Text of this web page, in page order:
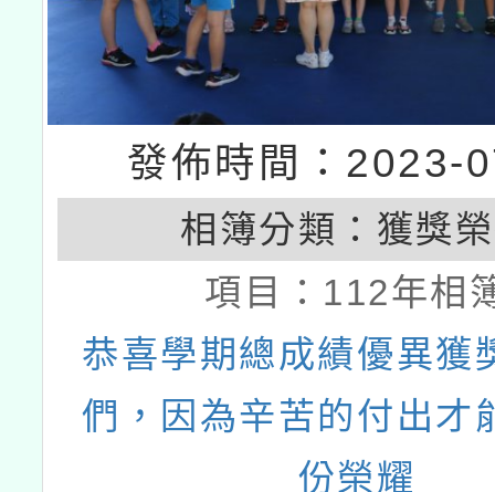
發佈時間：2023-
相簿分類： 獲獎
項目： 112年相
恭喜學期總成績優異獲
們，因為辛苦的付出才
份榮耀